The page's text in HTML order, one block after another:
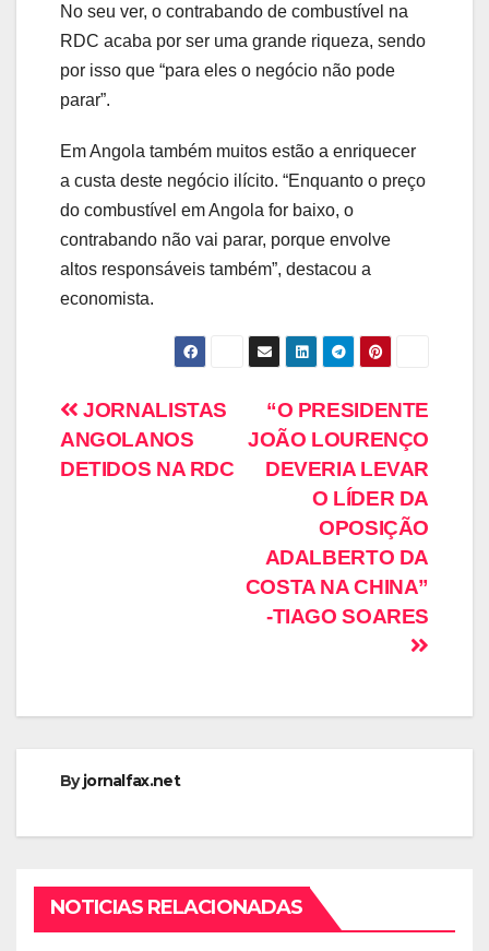
No seu ver, o contrabando de combustível na
RDC acaba por ser uma grande riqueza, sendo
por isso que “para eles o negócio não pode
parar”.
Em Angola também muitos estão a enriquecer
a custa deste negócio ilícito. “Enquanto o preço
do combustível em Angola for baixo, o
contrabando não vai parar, porque envolve
altos responsáveis também”, destacou a
economista.
“O PRESIDENTE
JOÃO LOURENÇO
DEVERIA LEVAR
O LÍDER DA
OPOSIÇÃO
ADALBERTO DA
COSTA NA CHINA”
-TIAGO SOARES
JORNALISTAS
ANGOLANOS
DETIDOS NA RDC
Byjornalfax.net
NOTICIAS RELACIONADAS